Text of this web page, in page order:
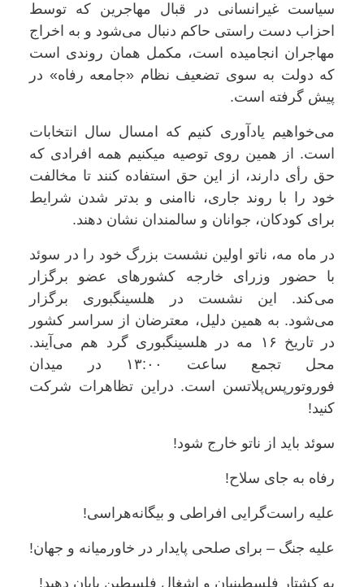
سیاست غیرانسانی در قبال مهاجرین که توسط
احزاب دست راستی حاکم دنبال می‌شود و به اخراج
مهاجران انجامیده است، مکمل همان روندی است
که دولت به سوی تضعیف نظام «جامعه رفاه» در
پیش گرفته است.
می‌خواهیم یادآوری کنیم که امسال سال انتخابات
است. از همین روی توصیه میکنیم همه افرادی که
حق رأی دارند، از این حق استفاده کنند تا مخالفت
خود را با روند جاری، ناامنی و بدتر شدن شرایط
برای کودکان، جوانان و سالمندان نشان دهند.
در ماه مه، ناتو اولین نشست بزرگ خود را در سوئد
با حضور وزرای خارجه کشورهای عضو برگزار
می‌کند. این نشست در هلسینگبوری برگزار
می‌شود. به همین دلیل، معترضان از سراسر کشور
در تاریخ ۱۶ مه در هلسینگبوری گرد هم می‌آیند.
محل تجمع ساعت ۱۳:۰۰ در میدان
فوروتورپس‌پلاتسن است. دراین تظاهرات شرکت
کنید!
سوئد باید از ناتو خارج شود!
رفاه به جای سلاح!
علیه راست‌گرایی افراطی و بیگانه‌هراسی!
علیه جنگ – برای صلحی پایدار در خاورمیانه و جهان!
به کشتار فلسطینیان و اشغال فلسطین پایان دهید!